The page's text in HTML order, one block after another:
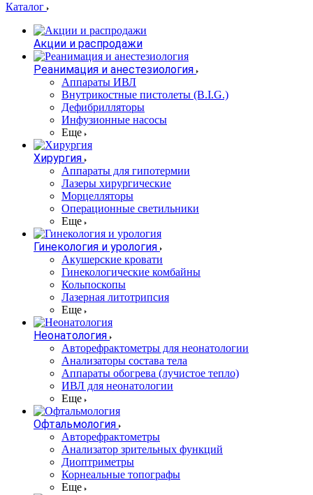
Каталог
Акции и распродажи
Реанимация и анестезиология
Аппараты ИВЛ
Внутрикостные пистолеты (B.I.G.)
Дефибрилляторы
Инфузионные насосы
Еще
Хирургия
Аппараты для гипотермии
Лазеры хирургические
Морцелляторы
Операционные светильники
Еще
Гинекология и урология
Акушерские кровати
Гинекологические комбайны
Кольпоскопы
Лазерная литотрипсия
Еще
Неонатология
Авторефрактометры для неонатологии
Анализаторы состава тела
Аппараты обогрева (лучистое тепло)
ИВЛ для неонатологии
Еще
Офтальмология
Авторефрактометры
Анализатор зрительных функций
Диоптриметры
Корнеальные топографы
Еще